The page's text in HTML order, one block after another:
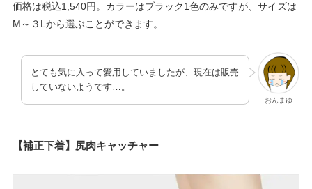
価格は税込1,540円。カラーはブラック1色のみですが、サイズは
M～３Lから選ぶことができます。
おんまゆ
とても気に入って愛用していましたが、現在は販売
していないようです…。
【補正下着】尻肉キャッチャー